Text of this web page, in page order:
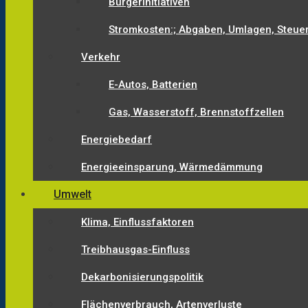
Stromkosten:; Abgaben, Umlagen,
Verkehr
E-Autos, Batterien
Gas, Wasserstoff, Brennstoffzellen
Energiebedarf
Energieeinsparung, Wärmedämmung
Umwelt
Klima, Einflussfaktoren
Treibhausgas-Einfluss
Dekarbonisierungspolitik
Flächenverbrauch, Artenverluste